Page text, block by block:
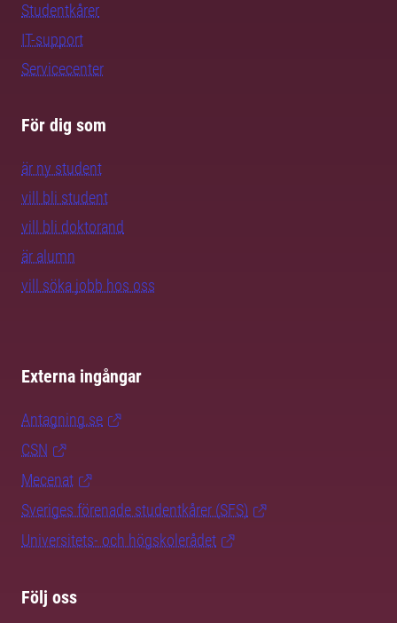
Studentkårer
IT-support
Servicecenter
För dig som
är ny student
vill bli student
vill bli doktorand
är alumn
vill söka jobb hos oss
Externa ingångar
Antagning.se
CSN
Mecenat
Sveriges förenade studentkårer (SFS)
Universitets- och högskolerådet
Följ oss